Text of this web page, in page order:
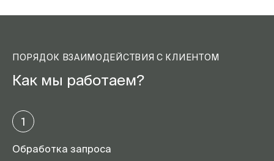
ПОРЯДОК ВЗАИМОДЕЙСТВИЯ С КЛИЕНТОМ
Как мы работаем?
1
Обработка запроса